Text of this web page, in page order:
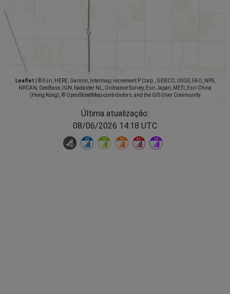
Leaflet
© Esri, HERE, Garmin, Intermap, increment P Corp., GEBCO, USGS, FAO, NPS,
NRCAN, GeoBase, IGN, Kadaster NL, Ordnance Survey, Esri Japan, METI, Esri China
(Hong Kong), © OpenStreetMap contributors, and the GIS User Community
Última atualização:
08/06/2026 14:18 UTC